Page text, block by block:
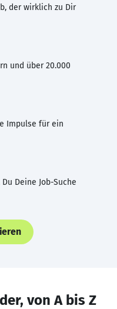
der wirklich zu Dir
und über 20.000
Impulse für ein
Deine Job-Suche
von A bis Z